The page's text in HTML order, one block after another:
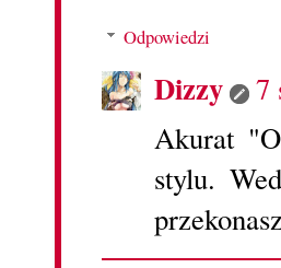
Odpowiedzi
Dizzy
7
Akurat
stylu.